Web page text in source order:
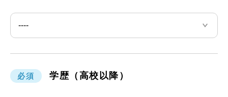
必須 学歴（高校以降）